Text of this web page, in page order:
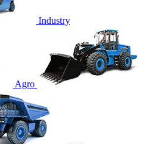
Industry
Agro